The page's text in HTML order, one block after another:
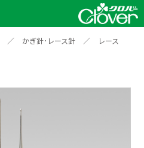
／ かぎ針･レース針 ／
レース